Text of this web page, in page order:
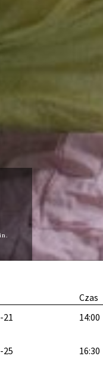
Czas
21 14:00
25 16:30